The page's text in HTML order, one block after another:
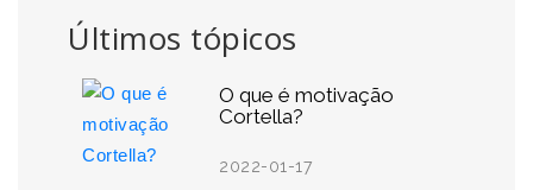
Últimos tópicos
O que é motivação
Cortella?
2022-01-17